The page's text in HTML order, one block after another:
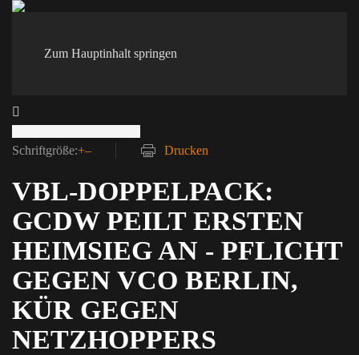
Zum Hauptinhalt springen
Schriftgröße:+– Drucken
VBL-DOPPELPACK:
GCDW PEILT ERSTEN
HEIMSIEG AN - PFLICHT
GEGEN VCO BERLIN,
KÜR GEGEN
NETZHOPPERS